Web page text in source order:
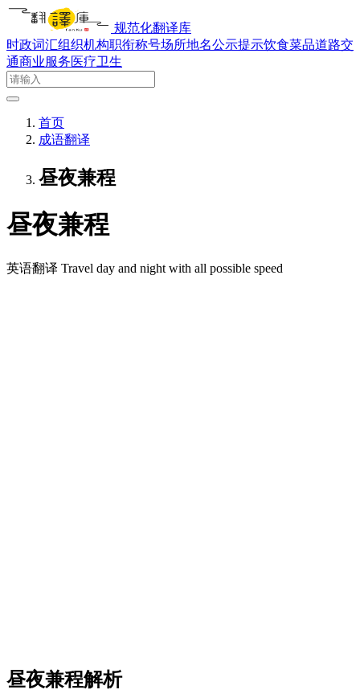
规范化翻译库
时政词汇组织机构职衔称号场所地名公示提示饮食菜品道路交
通商业服务医疗卫生
首页
成语翻译
昼夜兼程
昼夜兼程
英语翻译 Travel day and night with all possible speed
昼夜兼程解析